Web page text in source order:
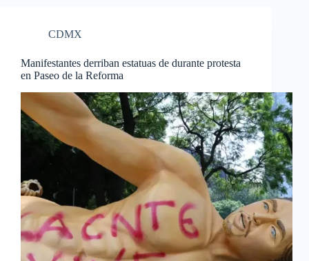
CDMX
Manifestantes derriban estatuas de durante protesta
en Paseo de la Reforma